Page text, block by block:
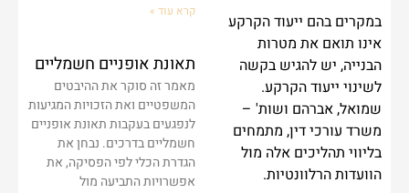
קרא עוד »
תאונת אופניים חשמליים
מאמר זה סוקר את ההיבטים
המשפטיים ואת הזכויות המגיעות
לנפגעים בעקבות תאונת אופניים
חשמליים בדרכים. נבחן את
הגדרת הכלי לפי הפסיקה, את
אפשרויות התביעה מול
במקרים בהם ייעוד הקרקע
אינו תואם את מטרות
הבנייה, יש להגיש בקשה
לשינוי ייעוד הקרקע.
שמואל, אברהם ושות' –
משרד עורכי דין, מתמחים
בליווי תהליכים אלה מול
הוועדות הרלוונטיות.